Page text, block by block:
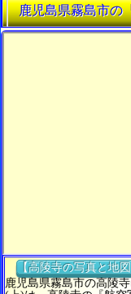
鹿児島県霧島市の
【高陵寺の写真と地
鹿児島県霧島市の高陵